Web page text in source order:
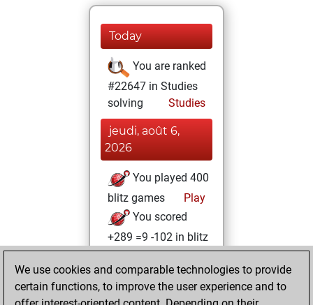
Today
You are ranked
#22647 in Studies
solving
Studies
jeudi, août 6,
2026
You played 400
blitz games
Play
You scored
+289 =9 -102 in blitz
samedi, juin 10,
2023
We use cookies and comparable technologies to provide
certain functions, to improve the user experience and to